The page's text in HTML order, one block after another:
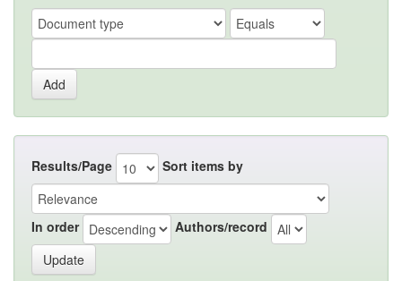
Results/Page Sort items by
In order Authors/record